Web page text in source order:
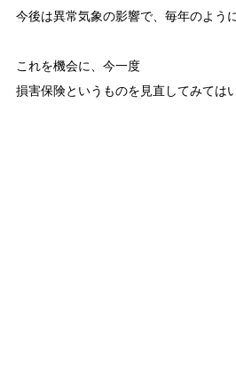
今後は異常気象の影響で、毎年のよう
これを機会に、今一度
損害保険というものを見直してみては